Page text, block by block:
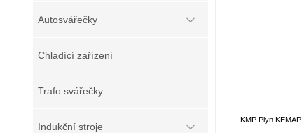
Autosvářečky
Chladící zařízení
Trafo svářečky
Indukční stroje
KMP Plyn